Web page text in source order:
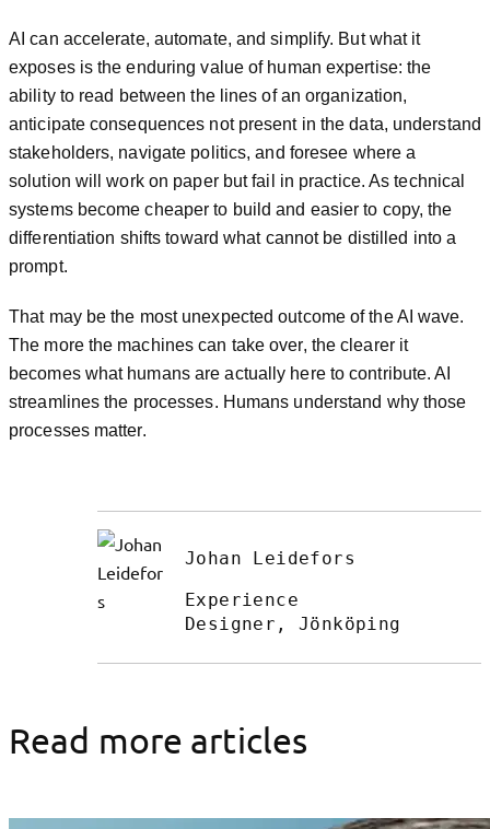
AI can accelerate, automate, and simplify. But what it
exposes is the enduring value of human expertise: the
ability to read between the lines of an organization,
anticipate consequences not present in the data, understand
stakeholders, navigate politics, and foresee where a
solution will work on paper but fail in practice. As technical
systems become cheaper to build and easier to copy, the
differentiation shifts toward what cannot be distilled into a
prompt.
That may be the most unexpected outcome of the AI wave.
The more the machines can take over, the clearer it
becomes what humans are actually here to contribute. AI
streamlines the processes. Humans understand why those
processes matter.
Johan Leidefors
Experience
Designer, Jönköping
Read more articles